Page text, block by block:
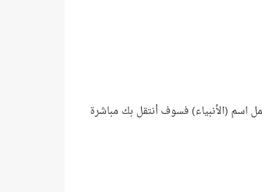
هناك سورة في المصحف تحمل اسم (الأنبياء) فسوف أنتقل بك مباشرة